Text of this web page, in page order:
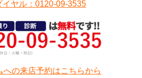
イヤル：0120-09-3535
への来店予約はこちらから